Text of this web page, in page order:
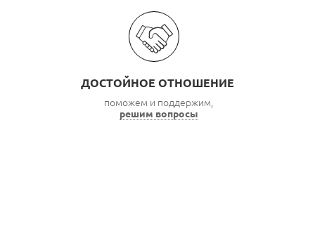
ДОСТОЙНОЕ ОТНОШЕНИЕ
поможем и поддержим,
решим вопросы